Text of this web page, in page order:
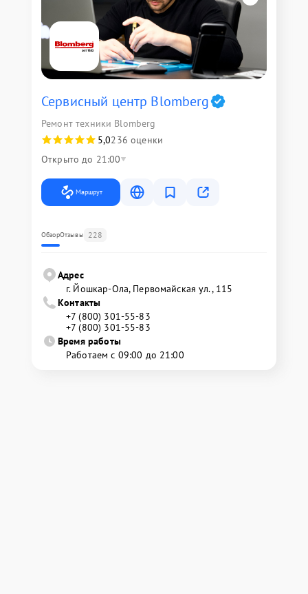
Сервисный центр Blomberg
Ремонт техники Blomberg
5,0236 оценки
Открыто до 21:00
Маршрут
ОбзорОтзывы 228
Адрес
г. Йошкар-Ола, Первомайская ул., 115
Контакты
+7 (800) 301-55-83
+7 (800) 301-55-83
Время работы
Работаем с 09:00 до 21:00